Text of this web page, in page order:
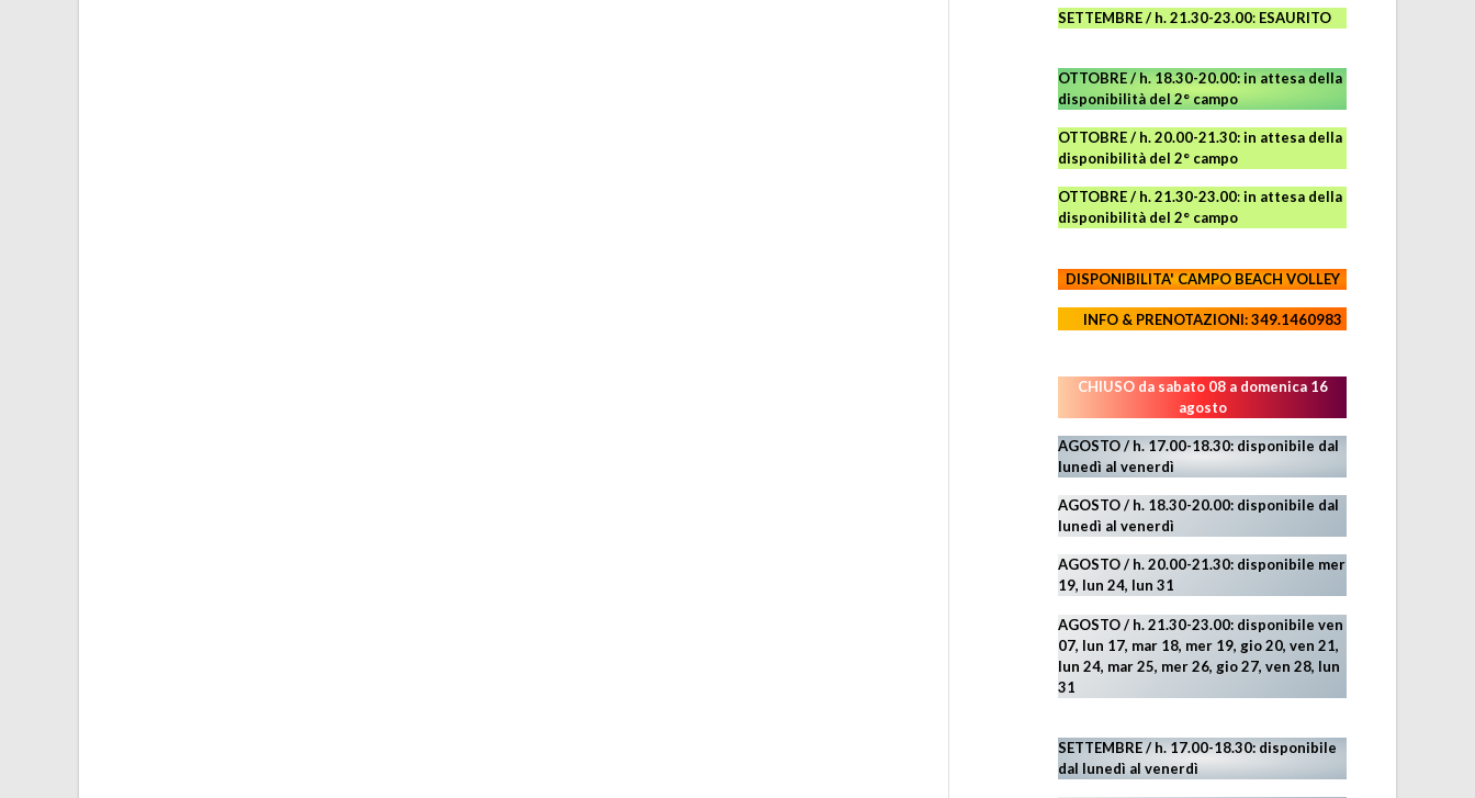
SETTEMBRE / h. 21.30-23.00: ESAURITO
OTTOBRE / h. 18.30-20.00:in attesa della
disponibilità del 2° campo
OTTOBRE / h. 20.00-21.30:in attesa della
disponibilità del 2° campo
OTTOBRE / h. 21.30-23.00:in attesa della
disponibilità del 2° campo
DISPONIBILITA' CAMPOBEACH VOLLEY
INFO & PRENOTAZIONI: 349.1460983
CHIUSO da sabato 08 a domenica 16
agosto
AGOSTO / h. 17.00-18.30: disponibile dal
lunedì al venerdì
AGOSTO/ h. 18.30-20.00: disponibile dal
lunedì al venerdì
AGOSTO / h. 20.00-21.30: disponibile mer
19, lun 24, lun 31
AGOSTO/ h. 21.30-23.00: disponibile ven
07, lun 17, mar 18, mer 19, gio 20, ven 21,
lun 24, mar 25, mer 26, gio 27, ven 28, lun
31
SETTEMBRE / h. 17.00-18.30: disponibile
dal lunedì al venerdì